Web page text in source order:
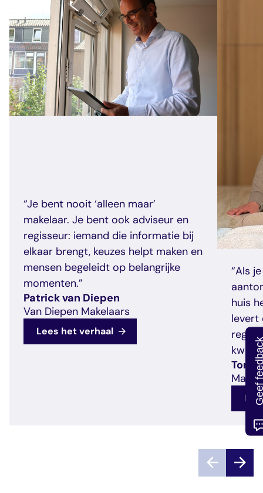
“Je bent nooit ‘alleen maar’
makelaar. Je bent ook adviseur en
regisseur: iemand die informatie bij
elkaar brengt, keuzes helpt maken en
mensen begeleidt op belangrijke
momenten.”
Patrick van Diepen
Van Diepen Makelaars
Lees het verhaal
“Als
huis
levert
TomGeef